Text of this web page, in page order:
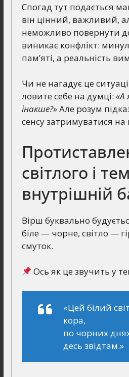
Спогад тут подається
він цінний, важливий,
неможливо повернути
виникає конфлікт:
пам’яті, а реальність
Чи не нагадує це
ловите себе на думці: «А
інакше?»Але розум
сенсу затримуватися
світлого і
внутрішній
Вірш буквально
біле — чорне, світло —
смуток.
Ось як це звучить у
«Цей білий
кора,
по чорних
десь звідтам.»